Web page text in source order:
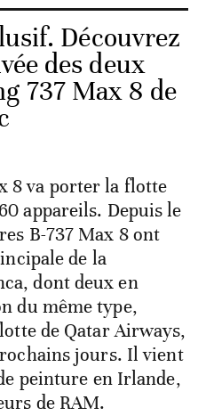
Découvrez
des deux
737 Max 8 de
8 va porter la flotte
appareils. Depuis le
B-737 Max 8 ont
de la
dont deux en
du même type,
de Qatar Airways,
jours. Il vient
peinture en Irlande,
de RAM.